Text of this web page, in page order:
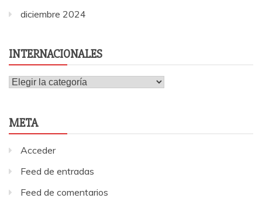
diciembre 2024
INTERNACIONALES
Internacionales
META
Acceder
Feed de entradas
Feed de comentarios